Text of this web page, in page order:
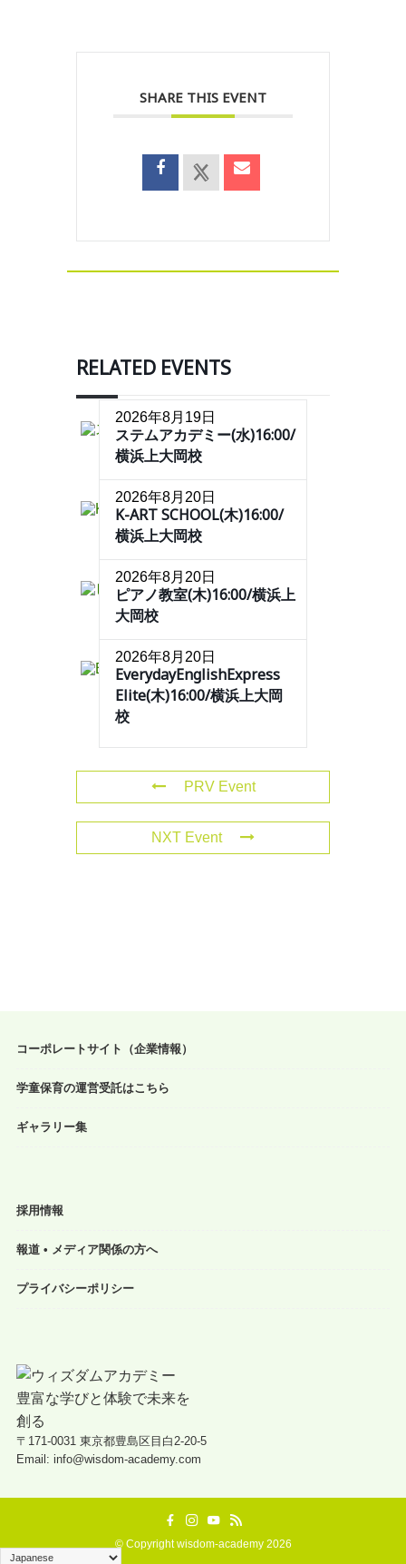
SHARE THIS EVENT
RELATED EVENTS
2026年8月19日
ステムアカデミー(水)16:00/
横浜上大岡校
2026年8月20日
K-ART SCHOOL(木)16:00/
横浜上大岡校
2026年8月20日
ピアノ教室(木)16:00/横浜上
大岡校
2026年8月20日
EverydayEnglishExpress
Elite(木)16:00/横浜上大岡
校
PRV Event
NXT Event
コーポレートサイト（企業情報）
学童保育の運営受託はこちら
ギャラリー集
採用情報
報道 • メディア関係の方へ
プライバシーポリシー
〒171-0031 東京都豊島区目白2-20-5
Email: info@wisdom-academy.com
©Copyright wisdom-academy 2026